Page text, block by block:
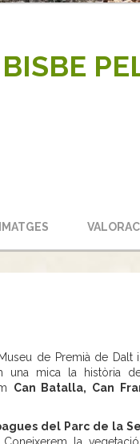
IMATGES
de Premià de Dalt
una mica la història
Can Batalla, Can
del Parc de la